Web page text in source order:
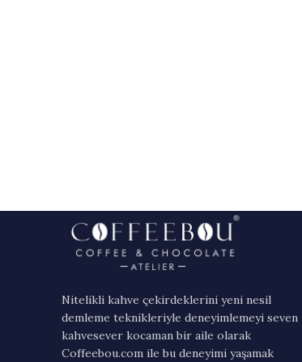
Nitelikli kahve çekirdeklerini yeni nesil
demleme teknikleriyle deneyimlemeyi seven
kahvesever kocaman bir aile olarak
Coffeebou.com ile bu deneyimi yaşamak